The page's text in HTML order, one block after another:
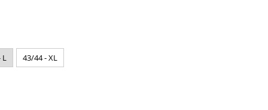
L 43/44 - XL